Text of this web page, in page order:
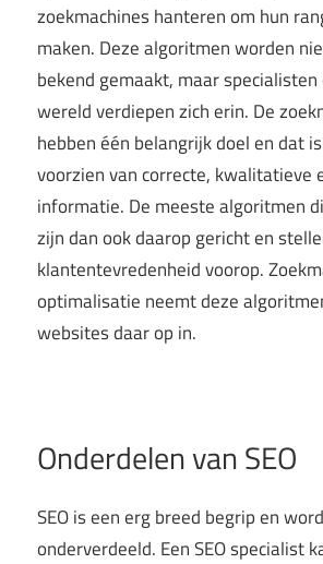
zoekmachines hanteren om hun
maken. Deze algoritmen worden
bekend gemaakt, maar
wereld verdiepen zich erin. De
hebben één belangrijk doel en dat
voorzien van correcte, kwalitatieve
informatie. De meeste algoritmen
zijn dan ook daarop gericht en
klantentevredenheid voorop.
optimalisatie neemt deze
websites daar op in.
Onderdelen van SEO
SEO is een erg breed begrip en
onderverdeeld. Een SEO specialist